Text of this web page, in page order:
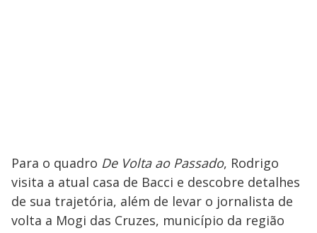
Para o quadro De Volta ao Passado, Rodrigo
visita a atual casa de Bacci e descobre detalhes
de sua trajetória, além de levar o jornalista de
volta a Mogi das Cruzes, município da região